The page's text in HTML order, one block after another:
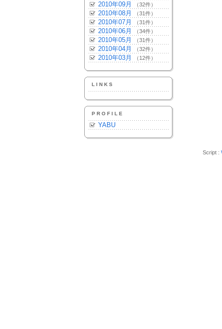
2010年09月 （32件）
2010年08月 （31件）
2010年07月 （31件）
2010年06月 （34件）
2010年05月 （31件）
2010年04月 （32件）
2010年03月 （12件）
LINKS
PROFILE
YABU
Script :